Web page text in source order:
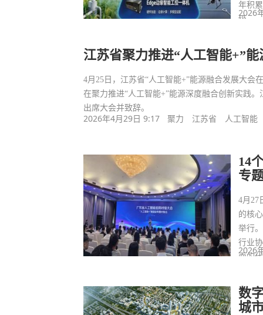
年积
级。
2026
江苏省聚力推进“人工智能+”
4月25日，江苏省“人工智能+”能源融合发展大会
在聚力推进“人工智能+”能源深度融合创新实践
出席大会并致辞。
2026年4月29日 9:17 聚力 江苏省 人工智能
14
专
4月27
的核
举行
行业
面的
2026
数
城